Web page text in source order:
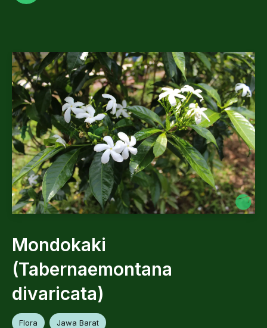
Mondokaki
(Tabernaemontana
divaricata)
Flora Jawa Barat